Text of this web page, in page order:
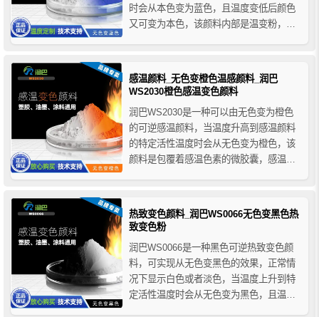
时会从本色变为蓝色，且温度变低后颜色
又可变为本色，该颜料内部是温变粉，外
其他化学物质的侵蚀，也增强了产品的应
用性。在加工过程中一定要注意避免这层
感温颜料_无色变橙色温感颜料_润巴
WS2030橙色感温变色颜料
润巴WS2030是一种可以由无色变为橙色
的可逆感温颜料，当温度升高到感温颜料
的特定活性温度时会从无色变为橙色，该
颜料是包覆着感温色素的微胶囊，感温色
利用微胶囊技术加强了色素温变的稳定性
和持久性，可制作出不同温度区间变色的
热致变色颜料_润巴WS0066无色变黑色热
致变色粉
润巴WS0066是一种黑色可逆热致变色颜
料，可实现从无色变黑色的效果，正常情
况下显示白色或者淡色，当温度上升到特
定活性温度时会从无色变为黑色，且温度